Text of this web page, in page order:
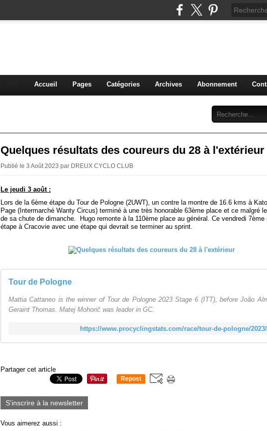
Accueil Pages Catégories Archives Abonnement
Quelques résultats des coureurs du 28 à l'extérieur
Publié le 3 Août 2023 par DREUX CYCLO CLUB
Le jeudi 3 août :
Lors de la 6ème étape du Tour de Pologne (2UWT), un contre la montre de 16.6 kms à
Page (Intermarché Wanty Circus) terminé à une très honorable 63ème place et ce malgré
de sa chute de dimanche. Hugo remonte à la 110ème place au général. Ce vendredi 7ème
étape à Cracovie avec une étape qui devrait se terminer au sprint.
Tour de Pologne
Mattia Cattaneo is the winner of Tour de Pologne 2023 Stage 6 (ITT), before João
Geraint Thomas. Matej Mohorič was leader in GC.
https://www.procyclingstats.com/race/tour-de-pologne/
Partager cet article
Repost
S'inscrire à la newsletter
Vous aimerez aussi :